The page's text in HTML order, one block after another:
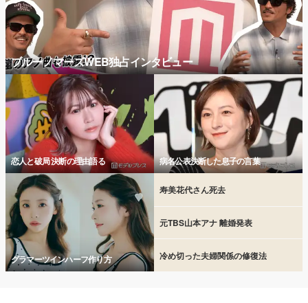
ブルーノマーズWEB独占インタビュー
恋人と破局 決断の理由語る 病名公表決断した息子の言葉
グラマーツインハーフ作り方
寿美花代さん死去
元TBS山本アナ 離婚発表
冷め切った夫婦関係の修復法